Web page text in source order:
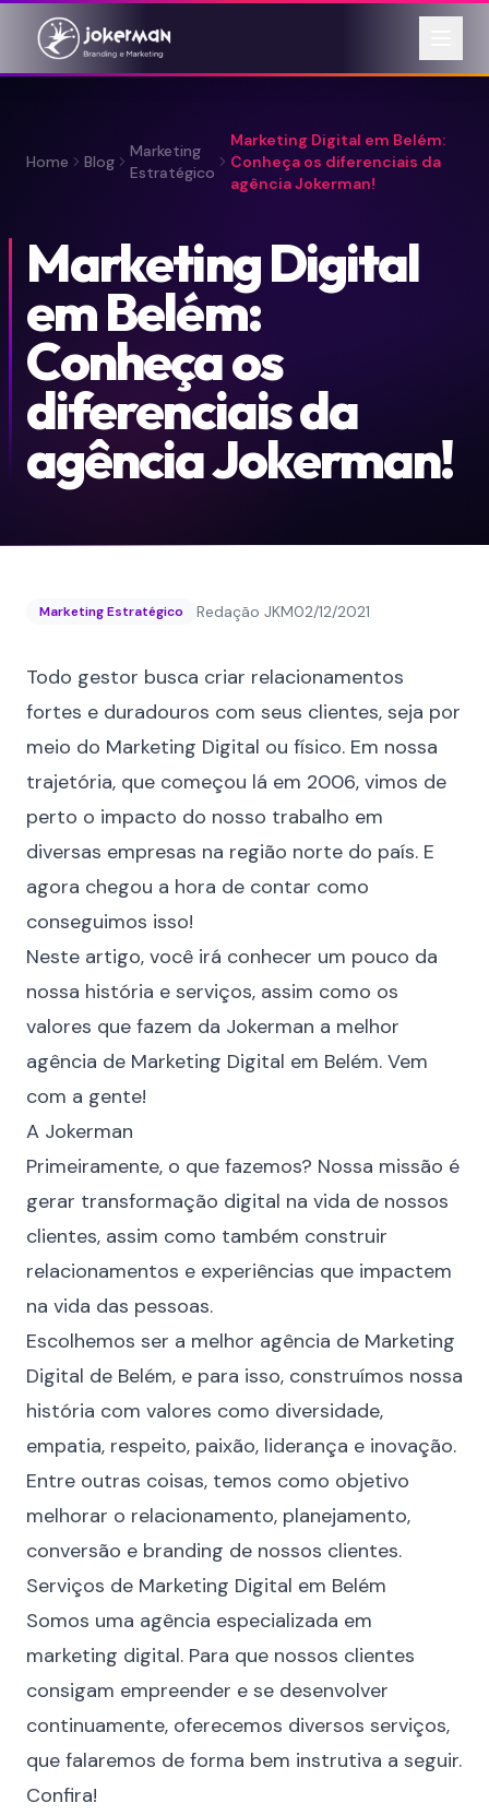
Home Blog
Marketing
Estratégico
Marketing Digital em Belém:
Conheça os diferenciais da
agência Jokerman!
Marketing Digital
em Belém:
Conheça os
diferenciais da
agência Jokerman!
Marketing Estratégico Redação JKM02/12/2021
Todo gestor busca criar relacionamentos
fortes e duradouros com seus clientes, seja por
meio do Marketing Digital ou físico. Em nossa
trajetória, que começou lá em 2006, vimos de
perto o impacto do nosso trabalho em
diversas empresas na região norte do país. E
agora chegou a hora de contar como
conseguimos isso!
Neste artigo, você irá conhecer um pouco da
nossa história e serviços, assim como os
valores que fazem da Jokerman a melhor
agência de Marketing Digital em Belém. Vem
com a gente!
A Jokerman
Primeiramente, o que fazemos? Nossa missão é
gerar transformação digital na vida de nossos
clientes, assim como também construir
relacionamentos e experiências que impactem
na vida das pessoas.
Escolhemos ser a melhor agência de Marketing
Digital de Belém, e para isso, construímos nossa
história com valores como diversidade,
empatia, respeito, paixão, liderança e inovação.
Entre outras coisas, temos como objetivo
melhorar o relacionamento, planejamento,
conversão e branding de nossos clientes.
Serviços de Marketing Digital em Belém
Somos uma agência especializada em
marketing digital. Para que nossos clientes
consigam empreender e se desenvolver
continuamente, oferecemos diversos serviços,
que falaremos de forma bem instrutiva a seguir.
Confira!